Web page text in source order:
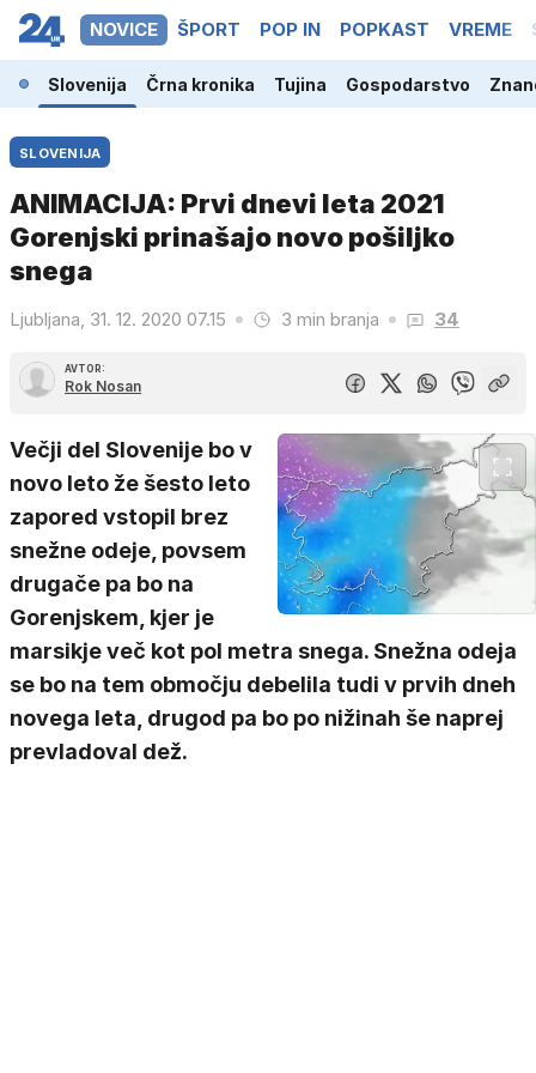
NOVICE ŠPORT POP IN POPKAST VREME
Slovenija Črna kronika Tujina Gospodarstvo
SLOVENIJA
ANIMACIJA: Prvi dnevi leta 2021
Gorenjski prinašajo novo pošiljko
snega
Ljubljana, 31. 12. 2020 07.15 3 min branja 34
AVTOR:
Rok Nosan
Večji del Slovenije bo v
novo leto že šesto leto
zapored vstopil brez
snežne odeje, povsem
drugače pa bo na
Gorenjskem, kjer je
marsikje več kot pol metra snega. Snežna odeja
se bo na tem območju debelila tudi v prvih dneh
novega leta, drugod pa bo po nižinah še naprej
prevladoval dež.